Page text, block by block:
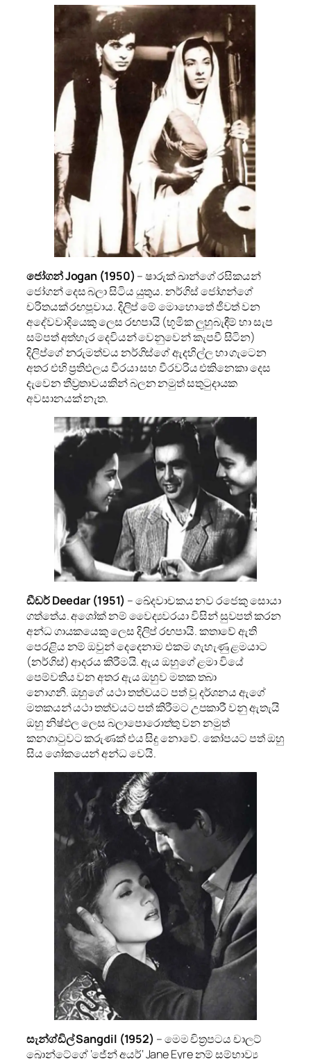
ජෝගන් Jogan (1950) – ෂාරුක් ඛාන්ගේ රසිකයන්
ජෝගන් දෙස බලා සිටිය යුතුය. නර්ගිස් ජෝගන්ගේ
චරිතයක් රඟපූවාය. දිලිප් මේ මොහොතේ ජීවත් වන
අදේවවාදියෙකු ලෙස රඟපායි (භූමික ලුහුබැඳීම් හා සැප
සම්පත් අත්හැර දෙවියන් වෙනුවෙන් කැපවී සිටින)
දිලිප්ගේ නරුමත්වය නර්ගිස්ගේ ඇදහිල්ල හා ගැටෙන
අතර එහි ප්‍රතිඵලය වීරයා සහ වීරවරිය එකිනෙකා දෙස
දැවෙන තීව්‍රතාවයකින් බලන නමුත් සතුටුදායක
අවසානයක් නැත.
ඩීඩර් Deedar (1951) – ඛේදවාචකය නව රජෙකු සොයා
ගත්තේය. අශෝක් නම් වෛද්‍යවරයා විසින් සුවපත් කරන
අන්ධ ගායකයෙකු ලෙස දිලිප් රඟපායි. කතාවේ ඇති
පෙරළිය නම් ඔවුන් දෙදෙනාම එකම ගැහැණු ළමයාට
(නර්ගිස්) ආදරය කිරීමයි. ඇය ඔහුගේ ළමා වියේ
පෙම්වතිය වන අතර ඇය ඔහුව මතක තබා
නොගනී. ඔහුගේ යථා තත්වයට පත් වූ දර්ශනය ඇගේ
මතකයන් යථා තත්වයට පත් කිරීමට උපකාරී වනු ඇතැයි
ඔහු නිෂ්ඵල ලෙස බලාපොරොත්තු වන නමුත්
කනගාටුවට කරුණක් එය සිදු නොවේ. කෝපයට පත් ඔහු
සිය ශෝකයෙන් අන්ධ වෙයි.
සැන්ග්ඩිල් Sangdil (1952) – මෙම චිත්‍රපටය චාලට්
බ්‍රොන්ටේගේ ‘ජේන් අයර්‘ Jane Eyre නම් සම්භාව්‍ය